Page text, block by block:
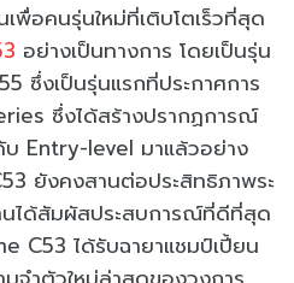
พื่อคนรุ่นใหม่ที่เติบโตเร็วที่สุด
อย่างเป็นทางการ โดยเป็นรุ่น
ซึ่งเป็นรุ่นแรกที่ประกาศการ
ซึ่งได้สร้างปรากฏการณ์
บ Entry-level มาแล้วอย่าง
ยังคงสานต่อประสิทธิภาพระ
นได้สัมผัสประสบการณ์ที่ดีที่สุด
C53 ได้รับฉายาแชมป์เปี้ยน